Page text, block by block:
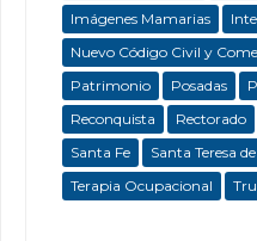
Imágenes Mamarias
Nuevo Código Civil y
Patrimonio
Posadas
Reconquista
Rectorado
Santa Fe
Santa Teresa
Terapia Ocupacional